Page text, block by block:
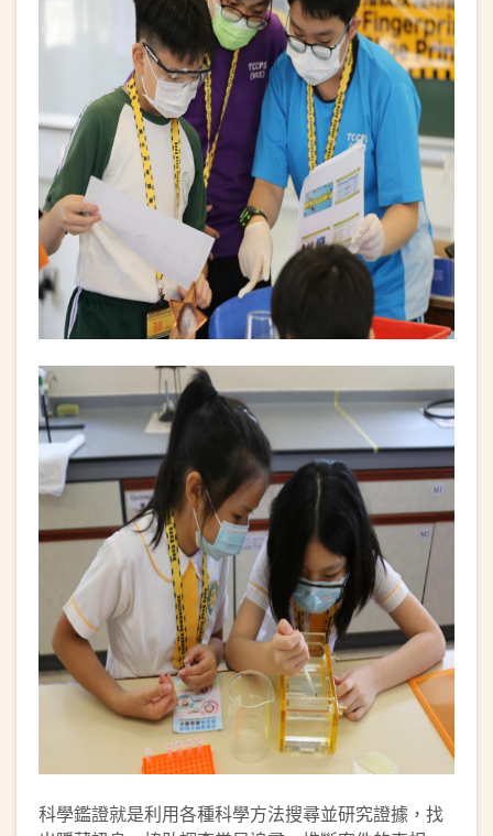
科學鑑證就是利用各種科學方法搜尋並研究證據，找